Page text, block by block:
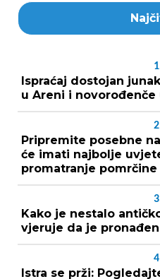
Ispraćaj dostojan
u Areni i novorođenče
Pripremite posebne
će imati najbolje
promatranje pomrčine
Kako je nestalo
vjeruje da je
Istra se prži: